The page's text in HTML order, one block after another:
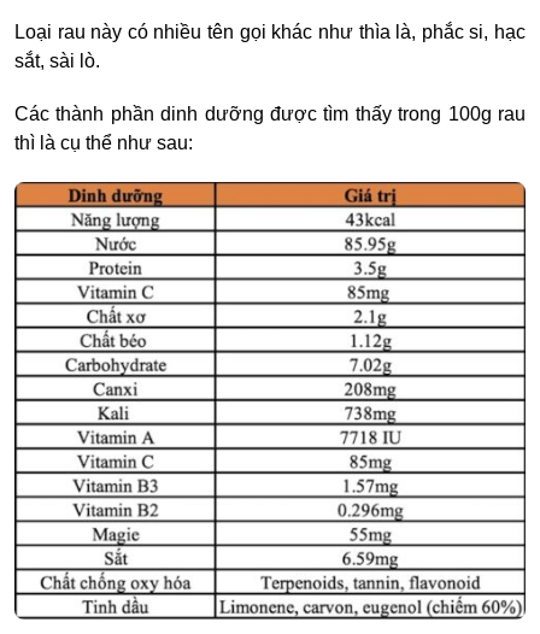
Loại rau này có nhiều tên gọi khác như thìa là, phắc si, hạc
sắt, sài lò.
Các thành phần dinh dưỡng được tìm thấy trong 100g rau
thì là cụ thể như sau: